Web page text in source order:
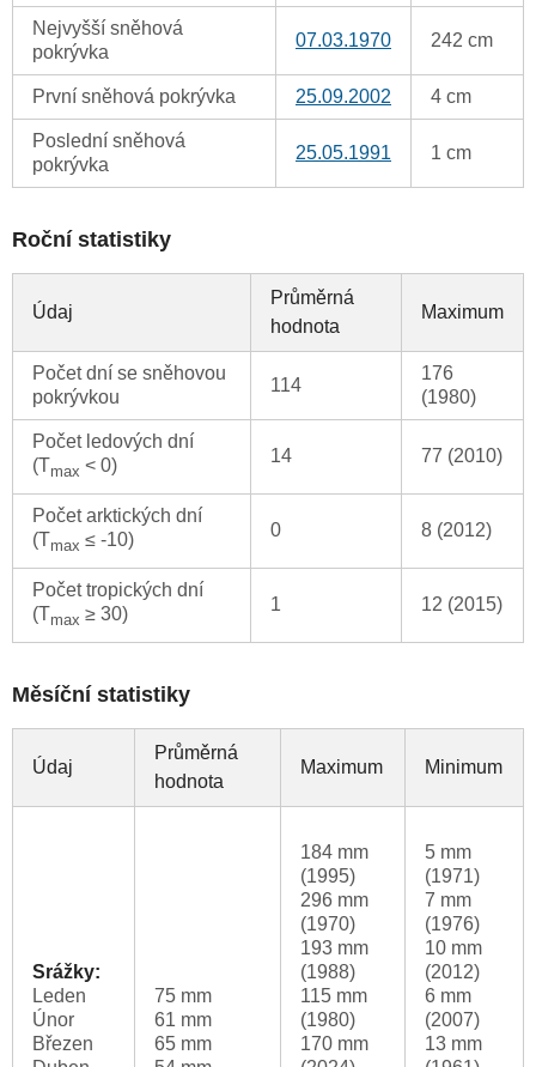
Nejvyšší sněhová
pokrývka
07.03.1970 242 cm
První sněhová pokrývka 25.09.2002 4 cm
Poslední sněhová
pokrývka
25.05.1991 1 cm
Roční statistiky
Údaj
Průměrná
hodnota
Maximum
Počet dní se sněhovou
pokrývkou
114
176
(1980)
Počet ledových dní
(Tmax < 0) 14 77 (2010)
Počet arktických dní
(Tmax ≤ -10) 0 8 (2012)
Počet tropických dní
(Tmax ≥ 30) 1 12 (2015)
Měsíční statistiky
Údaj
Průměrná
hodnota
Maximum Minimum
Srážky:
Leden
Únor
Březen
75 mm
61 mm
65 mm
184 mm
(1995)
296 mm
(1970)
193 mm
(1988)
115 mm
(1980)
170 mm
5 mm
(1971)
7 mm
(1976)
10 mm
(2012)
6 mm
(2007)
13 mm